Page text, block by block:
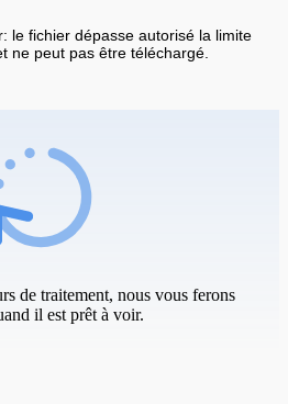
le fichier dépasse autorisé la limite
ne peut pas être téléchargé.
de traitement, nous vous ferons
il est prêt à voir.